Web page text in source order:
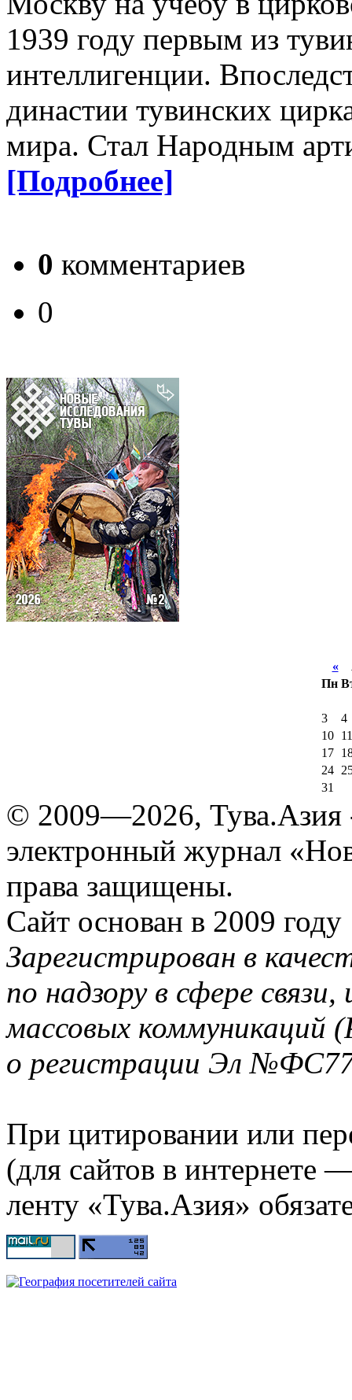
1939 году первым из
интеллигенции.
династии тувинских
мира. Стал Народным
[Подробнее]
0 комментариев
0
«
Пн
3
4
10
11
17
24
31
© 2009—2026, Тува.Азия
электронный журнал
права защищены.
Сайт основан в 2009 году
Зарегистрирован в
по надзору в сфере
массовых коммуникаций
о регистрации Эл
При цитировании или
(для сайтов в интернете
ленту «Тува.Азия»